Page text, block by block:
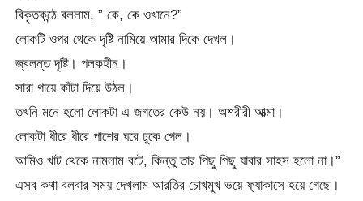
বিকৃতকন্ঠে বললাম, ” কে, কে ওখানে?”
লোকটি ওপর থেকে দৃষ্টি নামিয়ে আমার দিকে দেখল।
জ্বলন্ত দৃষ্টি। পলকহীন।
সারা গায়ে কাঁটা দিয়ে উঠল।
তখনি মনে হলো লোকটা এ জগতের কেউ নয়। অশরীরী আত্মা।
লোকটা ধীরে ধীরে পাশের ঘরে ঢুকে গেল।
আমিও খাট থেকে নামলাম বটে, কিন্তু তার পিছু পিছু যাবার সাহস হলো না।”
এসব কথা বলবার সময় দেখলাম আরতির চোখমুখ ভয়ে ফ্যাকাসে হয়ে গেছে।